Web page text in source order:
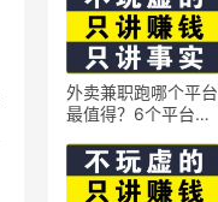
外卖兼职跑哪个平台
最值得？6个平台实